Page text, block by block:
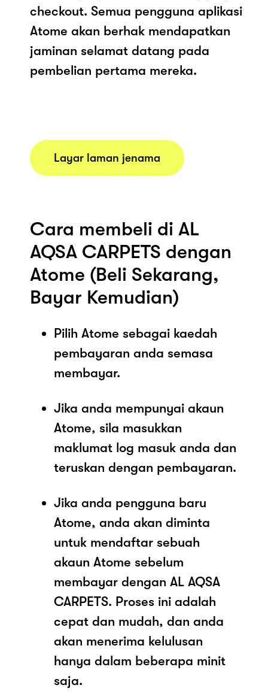
checkout. Semua pengguna aplikasi
Atome akan berhak mendapatkan
jaminan selamat datang pada
pembelian pertama mereka.
Layar laman jenama
Cara membeli di AL
AQSA CARPETS dengan
Atome (Beli Sekarang,
Bayar Kemudian)
Pilih Atome sebagai kaedah
pembayaran anda semasa
membayar.
Jika anda mempunyai akaun
Atome, sila masukkan
maklumat log masuk anda dan
teruskan dengan pembayaran.
Jika anda pengguna baru
Atome, anda akan diminta
untuk mendaftar sebuah
akaun Atome sebelum
membayar dengan AL AQSA
CARPETS. Proses ini adalah
cepat dan mudah, dan anda
akan menerima kelulusan
hanya dalam beberapa minit
saja.